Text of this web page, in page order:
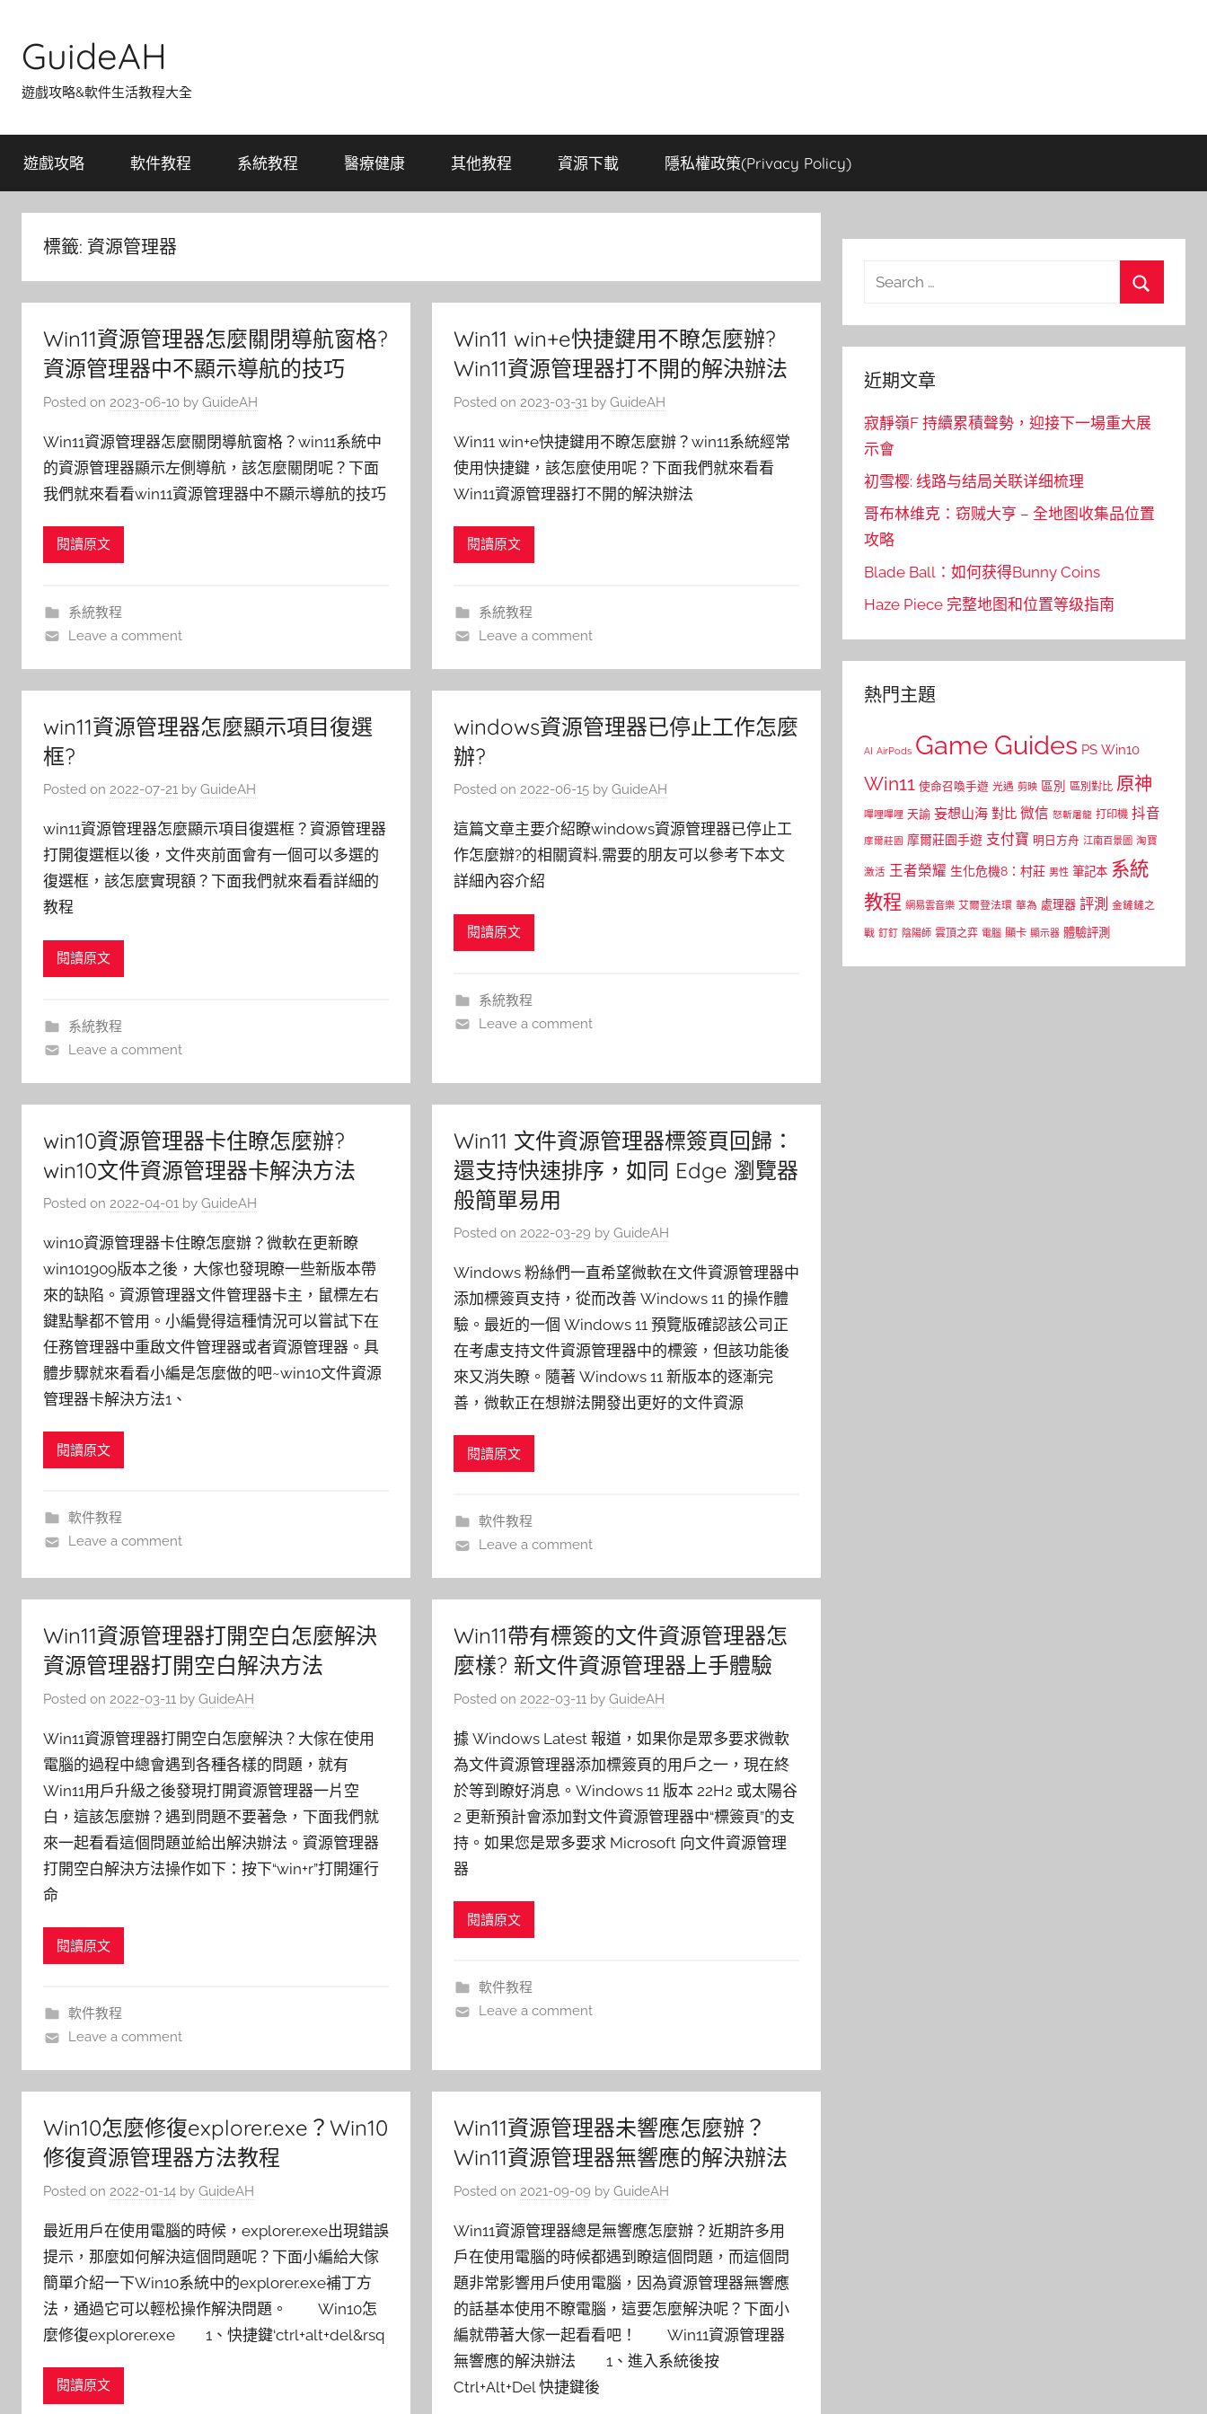
content
GuideAH
遊戲攻略&軟件生活教程大全
遊戲攻略 軟件教程 系統教程 醫療健康 其他教程 資源下載 隱私權政策(Privacy Policy)
標籤: 資源管理器
Win11資源管理器怎麼關閉導航窗格?
資源管理器中不顯示導航的技巧
Posted on 2023-06-10 by GuideAH
Win11資源管理器怎麼關閉導航窗格？win11系統中
的資源管理器顯示左側導航，該怎麼關閉呢？下面
我們就來看看win11資源管理器中不顯示導航的技巧
閱讀原文
系統教程
Leave a comment
Win11 win+e快捷鍵用不瞭怎麼辦?
Win11資源管理器打不開的解決辦法
Posted on 2023-03-31 byGuideAH
Win11 win+e快捷鍵用不瞭怎麼辦？win11系統經常
使用快捷鍵，該怎麼使用呢？下面我們就來看看
Win11資源管理器打不開的解決辦法
閱讀原文
系統教程
Leave a comment
win11資源管理器怎麼顯示項目復選
框?
Posted on 2022-07-21 by GuideAH
win11資源管理器怎麼顯示項目復選框？資源管理器
打開復選框以後，文件夾前面會有一個可以多選的
復選框，該怎麼實現額？下面我們就來看看詳細的
教程
閱讀原文
系統教程
Leave a comment
windows資源管理器已停止工作怎麼
辦?
Posted on2022-06-15 byGuideAH
這篇文章主要介紹瞭windows資源管理器已停止工
作怎麼辦?的相關資料,需要的朋友可以參考下本文
詳細內容介紹
閱讀原文
系統教程
Leave a comment
win10資源管理器卡住瞭怎麼辦?
win10文件資源管理器卡解決方法
Posted on 2022-04-01 by GuideAH
win10資源管理器卡住瞭怎麼辦？微軟在更新瞭
win101909版本之後，大傢也發現瞭一些新版本帶
來的缺陷。資源管理器文件管理器卡主，鼠標左右
鍵點擊都不管用。小編覺得這種情況可以嘗試下在
任務管理器中重啟文件管理器或者資源管理器。具
體步驟就來看看小編是怎麼做的吧~win10文件資源
管理器卡解決方法1、
閱讀原文
軟件教程
Leave a comment
Win11 文件資源管理器標簽頁回歸：
還支持快速排序，如同 Edge 瀏覽器
般簡單易用
Posted on2022-03-29 byGuideAH
Windows 粉絲們一直希望微軟在文件資源管理器中
添加標簽頁支持，從而改善 Windows 11 的操作體
驗。最近的一個 Windows 11 預覽版確認該公司正
在考慮支持文件資源管理器中的標簽，但該功能後
來又消失瞭。隨著 Windows 11 新版本的逐漸完
善，微軟正在想辦法開發出更好的文件資源
閱讀原文
軟件教程
Leave a comment
Win11資源管理器打開空白怎麼解決
資源管理器打開空白解決方法
Posted on 2022-03-11 by GuideAH
Win11資源管理器打開空白怎麼解決？大傢在使用
電腦的過程中總會遇到各種各樣的問題，就有
Win11用戶升級之後發現打開資源管理器一片空
白，這該怎麼辦？遇到問題不要著急，下面我們就
來一起看看這個問題並給出解決辦法。資源管理器
打開空白解決方法操作如下：按下“win+r”打開運行
命
閱讀原文
軟件教程
Leave a comment
Win11帶有標簽的文件資源管理器怎
麼樣? 新文件資源管理器上手體驗
Posted on2022-03-11 byGuideAH
據 Windows Latest 報道，如果你是眾多要求微軟
為文件資源管理器添加標簽頁的用戶之一，現在終
於等到瞭好消息。Windows 11 版本 22H2 或太陽谷
2 更新預計會添加對文件資源管理器中“標簽頁”的支
持。如果您是眾多要求 Microsoft 向文件資源管理
器
閱讀原文
軟件教程
Leave a comment
Win10怎麼修復explorer.exe？Win10
修復資源管理器方法教程
Posted on 2022-01-14 by GuideAH
最近用戶在使用電腦的時候，explorer.exe出現錯誤
提示，那麼如何解決這個問題呢？下面小編給大傢
簡單介紹一下Win10系統中的explorer.exe補丁方
法，通過它可以輕松操作解決問題。 Win10怎
麼修復explorer.exe 1、快捷鍵‘ctrl+alt+del&rsq
閱讀原文
Win11資源管理器未響應怎麼辦？
Win11資源管理器無響應的解決辦法
Posted on 2021-09-09 byGuideAH
Win11資源管理器總是無響應怎麼辦？近期許多用
戶在使用電腦的時候都遇到瞭這個問題，而這個問
題非常影響用戶使用電腦，因為資源管理器無響應
的話基本使用不瞭電腦，這要怎麼解決呢？下面小
編就帶著大傢一起看看吧！ Win11資源管理器
無響應的解決辦法 1、進入系統後按
Ctrl+Alt+Del 快捷鍵後
Search
近期文章
寂靜嶺F 持續累積聲勢，迎接下一場重大展
示會
初雪樱: 线路与结局关联详细梳理
哥布林维克：窃贼大亨 – 全地图收集品位置
攻略
Blade Ball：如何获得Bunny Coins
Haze Piece 完整地图和位置等级指南
熱門主題
AI AirPods Game Guides PS Win10
Win11 使命召喚手遊 光遇 剪映 區別 區別對比 原神
嗶哩嗶哩 天諭 妄想山海 對比 微信 怒斬屠龍 打印機 抖音
摩爾莊園 摩爾莊園手遊 支付寶 明日方舟 江南百景圖 淘寶
激活 王者榮耀 生化危機8：村莊 男性 筆記本 系統
教程 網易雲音樂 艾爾登法環 華為 處理器 評測 金鏟鏟之
戰 釘釘 陰陽師 雲頂之弈 電腦 顯卡 顯示器 體驗評測